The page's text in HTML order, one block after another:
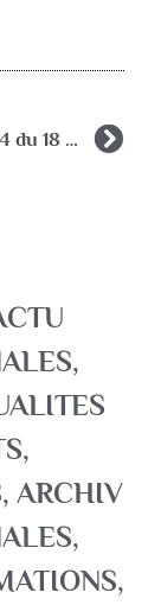
Audience G4 du 18 MARS 2026 auprès du DGRH
,
,
, ARCHIV
,
,